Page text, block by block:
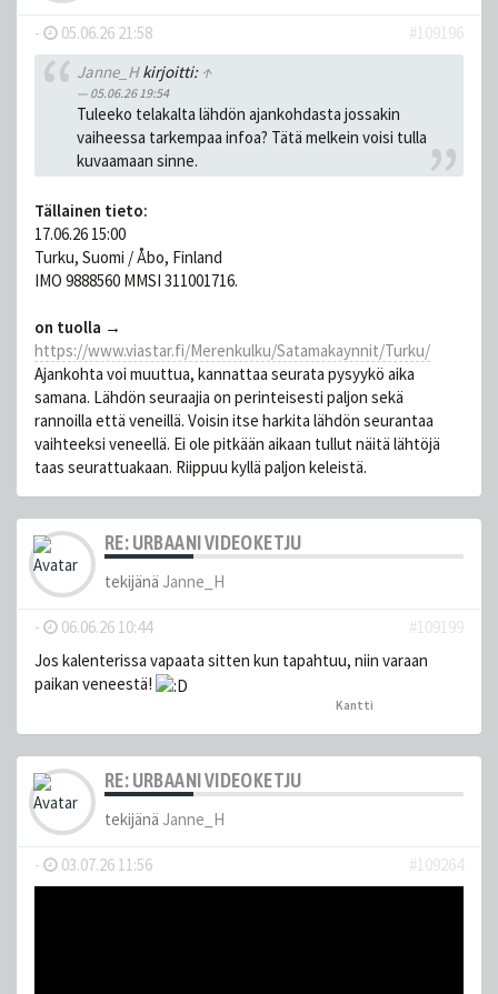
- 05.06.26 21:58
#109196
Janne_Hkirjoitti: ↑
05.06.26 19:54
Tuleeko telakalta lähdön ajankohdasta jossakin
vaiheessa tarkempaa infoa? Tätä melkein voisi tulla
kuvaamaan sinne.
Tällainen tieto:
17.06.26 15:00
Turku, Suomi / Åbo, Finland
IMO 9888560 MMSI 311001716.
on tuolla →
https://www.viastar.fi/Merenkulku/Satamakaynnit/Turku/
Ajankohta voi muuttua, kannattaa seurata pysyykö aika
samana. Lähdön seuraajia on perinteisesti paljon sekä
rannoilla että veneillä. Voisin itse harkita lähdön seurantaa
vaihteeksi veneellä. Ei ole pitkään aikaan tullut näitä lähtöjä
taas seurattuakaan. Riippuu kyllä paljon keleistä.
RE: URBAANI VIDEOKETJU
tekijänä Janne_H
- 06.06.26 10:44
#109199
Jos kalenterissa vapaata sitten kun tapahtuu, niin varaan
paikan veneestä!
Kantti
RE: URBAANI VIDEOKETJU
tekijänä Janne_H
- 03.07.26 11:56 #109264